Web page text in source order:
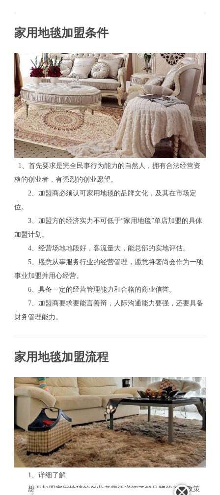
家用地毯加盟条件
1、首先要求是完全民事行为能力的自然人，拥有合法经营资
格的创业者，有强烈的创业愿望。
2、加盟商必须认可家用地毯的品牌文化，及其在市场定
位。
3、加盟方的经济实力不可低于“家用地毯”单店加盟的具体
加盟计划。
4、经营场地地段好，客流量大，能总部的实地评估。
5、愿意从事服务行业的经营管理，愿意将奢尚会作为一项
事业加盟并用心经营。
6、具备一定的经营管理能力和合格的商业信誉。
7、加盟商要求要能言善辩，人际沟通能力要强，还要具备
财务管理能力。
家用地毯加盟流程
1、详细了解
想要加盟家用地毯的创业者需要详细了解品牌的加盟政策